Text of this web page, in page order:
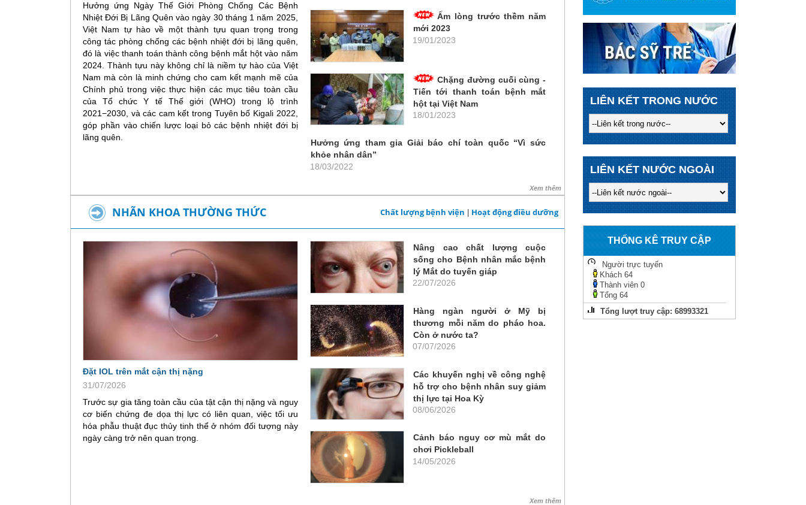
Hưởng ứng Ngày Thế Giới Phòng Chống Các Bệnh
Nhiệt Đới Bị Lãng Quên vào ngày 30 tháng 1 năm 2025,
Việt Nam tự hào về một thành tựu quan trọng trong
công tác phòng chống các bệnh nhiệt đới bị lãng quên,
đó là việc thanh toán thành công bệnh mắt hột vào năm
2024. Thành tựu này không chỉ là niềm tự hào của Việt
Nam mà còn là minh chứng cho cam kết mạnh mẽ của
Chính phủ trong việc thực hiện các mục tiêu toàn cầu
của Tổ chức Y tế Thế giới (WHO) trong lộ trình
2021−2030, và các cam kết trong Tuyên bố Kigali 2022,
góp phần vào chiến lược loại bỏ các bệnh nhiệt đới bị
lãng quên.
Ấm lòng trước thềm năm
mới 2023
19/01/2023
Chặng đường cuối cùng -
Tiến tới thanh toán bệnh mắt
hột tại Việt Nam
18/01/2023
Hưởng ứng tham gia Giải báo chí toàn quốc “Vì sức
khỏe nhân dân”
18/03/2022
Xem thêm
NHÃN KHOA THƯỜNG THỨC Chất lượng bệnh viện Hoạt động điều dưỡng
Đặt IOL trên mắt cận thị nặng
31/07/2026
Trước sự gia tăng toàn cầu của tật cận thị nặng và nguy
cơ biến chứng đe dọa thị lực có liên quan, việc tối ưu
hóa phẫu thuật đục thủy tinh thể ở nhóm đối tượng này
ngày càng trở nên quan trọng.
Nâng cao chất lượng cuộc
sống cho Bệnh nhân mắc bệnh
lý Mắt do tuyến giáp
22/07/2026
Hàng ngàn người ở Mỹ bị
thương mỗi năm do pháo hoa.
Còn ở nước ta?
07/07/2026
Các khuyến nghị về công nghệ
hỗ trợ cho bệnh nhân suy giảm
thị lực tại Hoa Kỳ
08/06/2026
Cảnh báo nguy cơ mù mắt do
chơi Pickleball
14/05/2026
Xem thêm
LIÊN KẾT TRONG NƯỚC
LIÊN KẾT NƯỚC NGOÀI
THỐNG KÊ TRUY CẬP
Người trực tuyến
Khách 64
Thành viên 0
Tổng 64
Tổng lượt truy cập: 68993321